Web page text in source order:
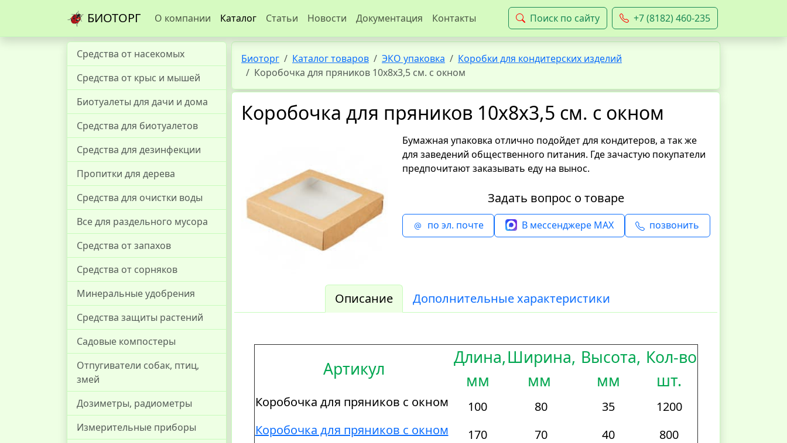
БИОТОРГ О компании Каталог Статьи Новости Документация Контакты Поиск по сайту +7 (8182) 460-235
Средства от насекомых
Средства от крыс и мышей
Биотуалеты для дачи и дома
Средства для биотуалетов
Средства для дезинфекции
Пропитки для дерева
Средства для очистки воды
Все для раздельного мусора
Средства от запахов
Средства от сорняков
Минеральные удобрения
Средства защиты растений
Садовые компостеры
Отпугиватели собак, птиц,
змей
Дозиметры, радиометры
Измерительные приборы
Биоторг Каталог товаров ЭКО упаковка
Коробки для кондитерских изделий
Коробочка для пряников 10x8x3,5 см. с окном
Коробочка для пряников 10x8x3,5 см. с окном
Бумажная упаковка отлично подойдет для кондитеров, а так же
для заведений общественного питания. Где зачастую покупатели
предпочитают заказывать еду на вынос.
Задать вопрос о товаре
по эл. почте В мессенджере MAX позвонить
Описание Дополнительные характеристики
Артикул
Длина,
мм
Ширина,
мм
Высота,
мм
Кол-во
шт.
Коробочка для пряников с окном 100 80 35
1200
Коробочка для пряников с окном
170 70 40
800